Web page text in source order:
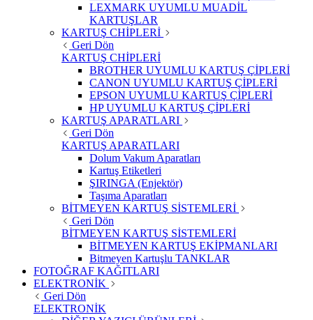
LEXMARK UYUMLU MUADİL
KARTUŞLAR
KARTUŞ CHİPLERİ
Geri Dön
KARTUŞ CHİPLERİ
BROTHER UYUMLU KARTUŞ ÇİPLERİ
CANON UYUMLU KARTUŞ ÇİPLERİ
EPSON UYUMLU KARTUŞ ÇİPLERİ
HP UYUMLU KARTUŞ ÇİPLERİ
KARTUŞ APARATLARI
Geri Dön
KARTUŞ APARATLARI
Dolum Vakum Aparatları
Kartuş Etiketleri
ŞIRINGA (Enjektör)
Taşıma Aparatları
BİTMEYEN KARTUŞ SİSTEMLERİ
Geri Dön
BİTMEYEN KARTUŞ SİSTEMLERİ
BİTMEYEN KARTUŞ EKİPMANLARI
Bitmeyen Kartuşlu TANKLAR
FOTOĞRAF KAĞITLARI
ELEKTRONİK
Geri Dön
ELEKTRONİK